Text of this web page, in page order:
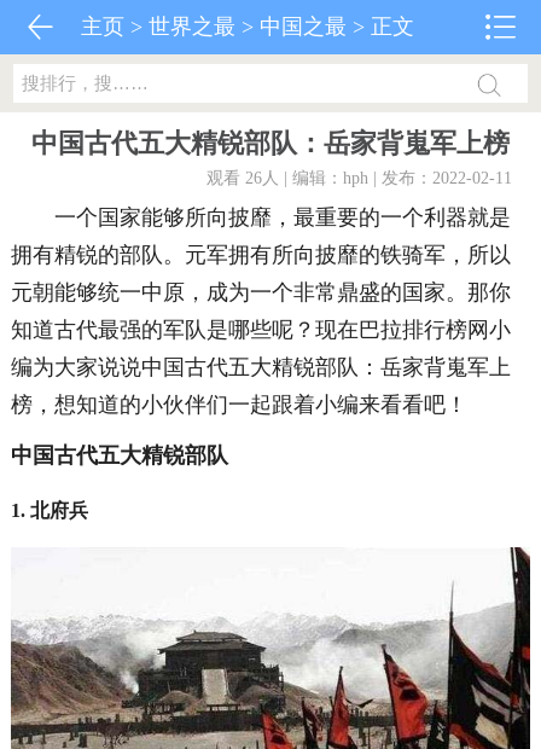
主页 >世界之最 > 中国之最 > 正文
中国古代五大精锐部队：岳家背嵬军上榜
观看 26人 | 编辑：hph | 发布：2022-02-11
一个国家能够所向披靡，最重要的一个利器就是
拥有精锐的部队。元军拥有所向披靡的铁骑军，所以
元朝能够统一中原，成为一个非常鼎盛的国家。那你
知道古代最强的军队是哪些呢？现在巴拉排行榜网小
编为大家说说中国古代五大精锐部队：岳家背嵬军上
榜，想知道的小伙伴们一起跟着小编来看看吧！
中国古代五大精锐部队
1. 北府兵